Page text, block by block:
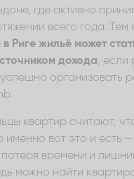
где активно
всего года. Тем
в Риге жильё может
дохода, если
организовать
квартир считают,
именно вот это и есть –
времени и
можно найти